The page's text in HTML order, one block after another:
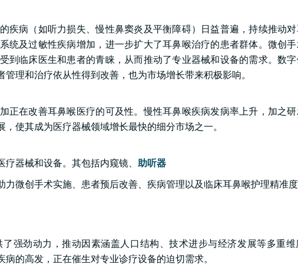
疾病（如听力损失、慢性鼻窦炎及平衡障碍）日益普遍，持续推动
统及过敏性疾病增加，进一步扩大了耳鼻喉治疗的患者群体。微创
到临床医生和患者的青睐，从而推动了专业器械和设备的需求。数
理和治疗依从性得到改善，也为市场增长带来积极影响。
正在改善耳鼻喉医疗的可及性。慢性耳鼻喉疾病发病率上升，加之
使其成为医疗器械领域增长最快的细分市场之一。
器械和设备。其包括内窥镜、 助听器
微创手术实施、患者预后改善、疾病管理以及临床耳鼻喉护理精准度
强劲动力，推动因素涵盖人口结构、技术进步与经济发展等多重
的高发，正在催生对专业诊疗设备的迫切需求。